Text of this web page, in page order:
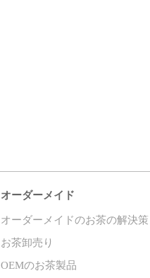
オーダーメイド
オーダーメイドのお茶の解決策
お茶卸売り
OEMのお茶製品